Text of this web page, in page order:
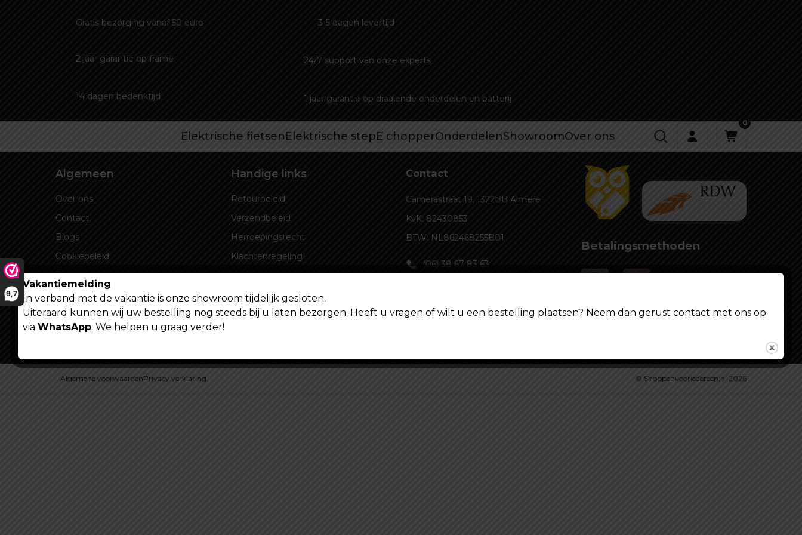
9,7
Gratis bezorging vanaf 50 euro 3-5 dagen levertijd
2 jaar garantie op frame 24/7 support van onze experts
14 dagen bedenktijd 1 jaar garantie op draaiende onderdelen en batterij
Elektrische fietsenElektrische stepE chopperOnderdelenShowroomOver ons
0
Algemeen
Over ons
Contact
Blogs
Cookiebeleid
Tracking
Handige links
Retourbeleid
Verzendbeleid
Herroepingsrecht
Klachtenregeling
Veelgestelde vragen
RDW erkend
Contact
Camerastraat 19, 1322BB Almere
KvK: 82430853
BTW: NL862468255B01
(06) 38 67 83 63
Betalingsmethoden
Algemene voorwaardenPrivacy verklaring © Shoppenvooriedereen.nl 2026
Vakantiemelding
In verband met de vakantie is onze showroom tijdelijk gesloten.
Uiteraard kunnen wij uw bestelling nog steeds bij u laten bezorgen. Heeft u vragen of wilt u een bestelling plaatsen? Neem dan gerust contact met ons op
via WhatsApp. We helpen u graag verder!